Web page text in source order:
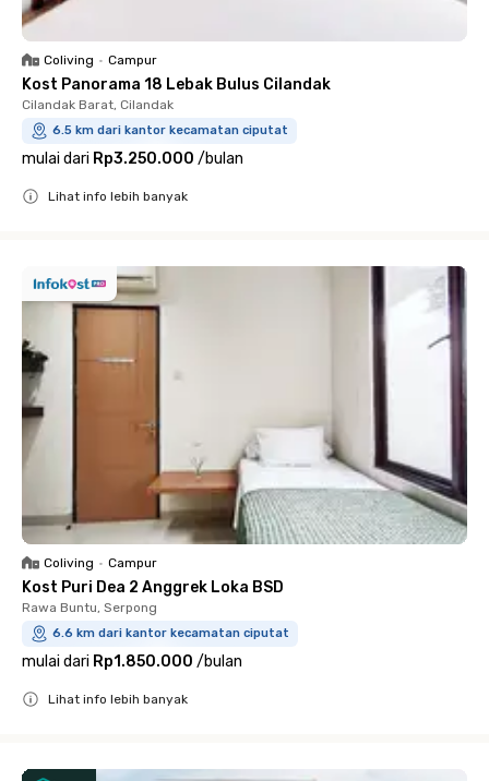
Coliving • Campur
Kost Panorama 18 Lebak Bulus Cilandak
Cilandak Barat, Cilandak
6.5 km dari kantor kecamatan ciputat
mulai dari Rp3.250.000 /bulan
Lihat info lebih banyak
Coliving • Campur
Kost Puri Dea 2 Anggrek Loka BSD
Rawa Buntu, Serpong
6.6 km dari kantor kecamatan ciputat
mulai dari Rp1.850.000 /bulan
Lihat info lebih banyak